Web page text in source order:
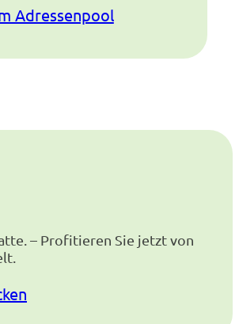
Adressenpool
– Profitieren Sie jetzt von